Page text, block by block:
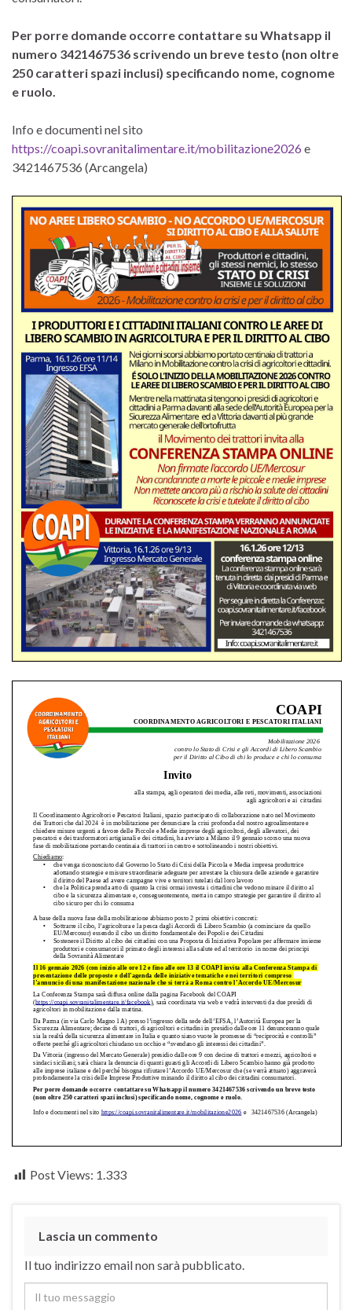
Per porre domande occorre contattare su Whatsapp il
numero 3421467536 scrivendo un breve testo (non oltre
250 caratteri spazi inclusi) specificando nome, cognome
e ruolo.
Info e documenti nel sito
https://coapi.sovranitalimentare.it/mobilitazione2026 e
3421467536 (Arcangela)
Post Views: 1.333
Lascia un commento
Il tuo indirizzo email non sarà pubblicato.